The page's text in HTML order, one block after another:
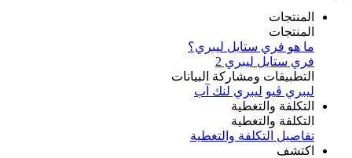
المنتجات
المنتجات
ما هو فري ستايل ليبري؟
فري ستايل ليبري 2
التطبيقات ومشاركة البيانات
ليبري ڤيو ليبري لنك آب
التكلفة والتغطية
التكلفة والتغطية
تفاصيل التكلفة والتغطية
اكتشف​